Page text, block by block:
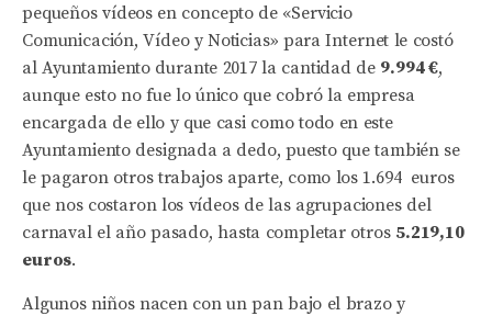
pequeños vídeos en concepto de «Servicio
Comunicación, Vídeo y Noticias» para Internet le costó
al Ayuntamiento durante 2017 la cantidad de 9.994 €,
aunque esto no fue lo único que cobró la empresa
encargada de ello y que casi como todo en este
Ayuntamiento designada a dedo, puesto que también se
le pagaron otros trabajos aparte, como los 1.694 euros
que nos costaron los vídeos de las agrupaciones del
carnaval el año pasado, hasta completar otros 5.219,10
euros.
Algunos niños nacen con un pan bajo el brazo y